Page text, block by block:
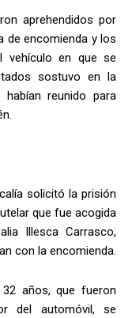
aprehendidos por
de encomienda y los
vehículo en que se
sostuvo en la
reunido para
solicitó la prisión
que fue acogida
Illesca Carrasco,
con la encomienda.
años, que fueron
del automóvil, se